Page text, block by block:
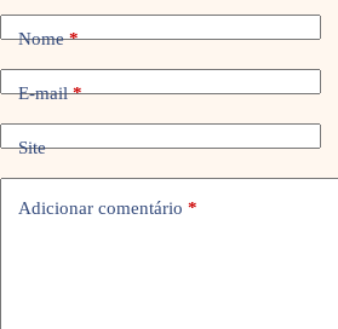
Nome*
E-mail*
Site
Adicionar comentário *